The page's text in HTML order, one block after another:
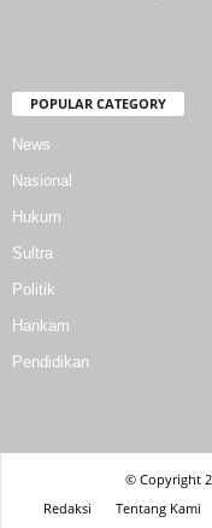
POPULAR CATEGORY
News
Nasional
Hukum
Sultra
Politik
Hankam
Pendidikan
© Copyright
Redaksi
Tentang Kami